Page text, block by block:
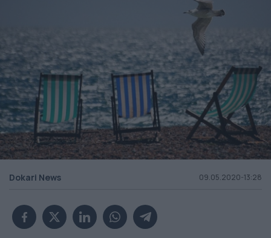
Dokari News 09.05.2020-13:28